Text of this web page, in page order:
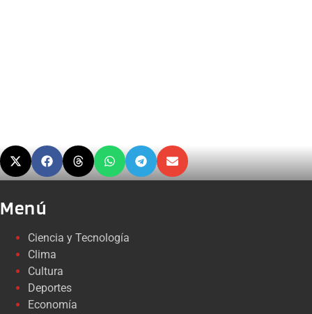
Menú
Ciencia y Tecnología
Clima
Cultura
Deportes
Economía